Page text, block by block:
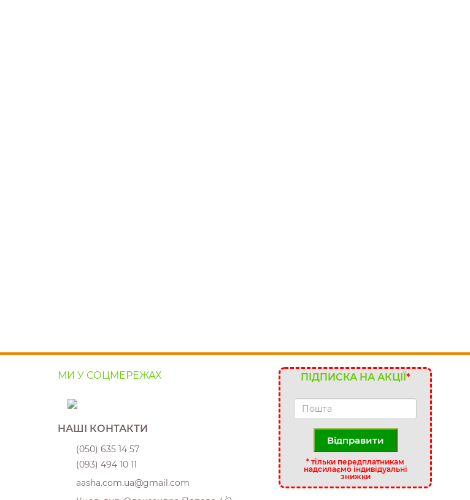
МИ У СОЦМЕРЕЖАХ
НАШІ КОНТАКТИ
(050) 635 14 57
(093) 494 10 11
aasha.com.ua@gmail.com
ПІДПИСКА НА АКЦІЇ *
Відправити
* тільки передплатникам
надсилаємо індивідуальні
знижки